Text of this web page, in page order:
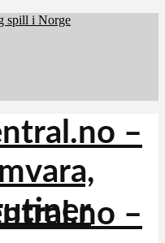
spill i Norge